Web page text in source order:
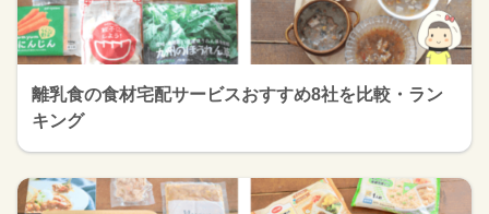
離乳食の食材宅配サービスおすすめ8社を比較・ラン
キング